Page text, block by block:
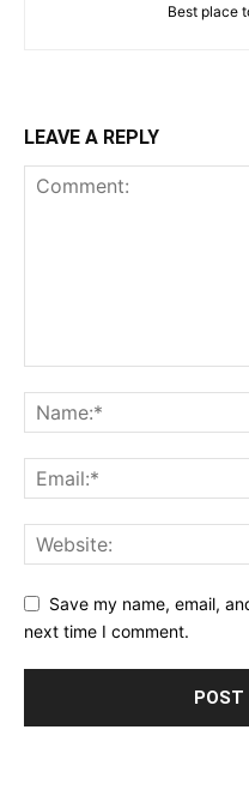
Best place
LEAVE A REPLY
Save my name, email,
next time I comment.